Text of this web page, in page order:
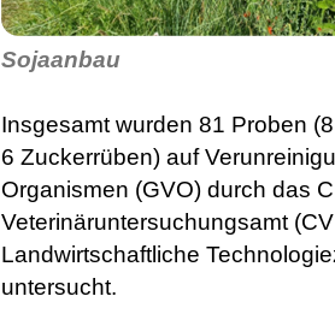
Sojaanbau
Insgesamt wurden 81 Proben
6 Zuckerrüben) auf
Organismen (GVO) durch das
Veterinäruntersuchungsamt
Landwirtschaftliche
untersucht.